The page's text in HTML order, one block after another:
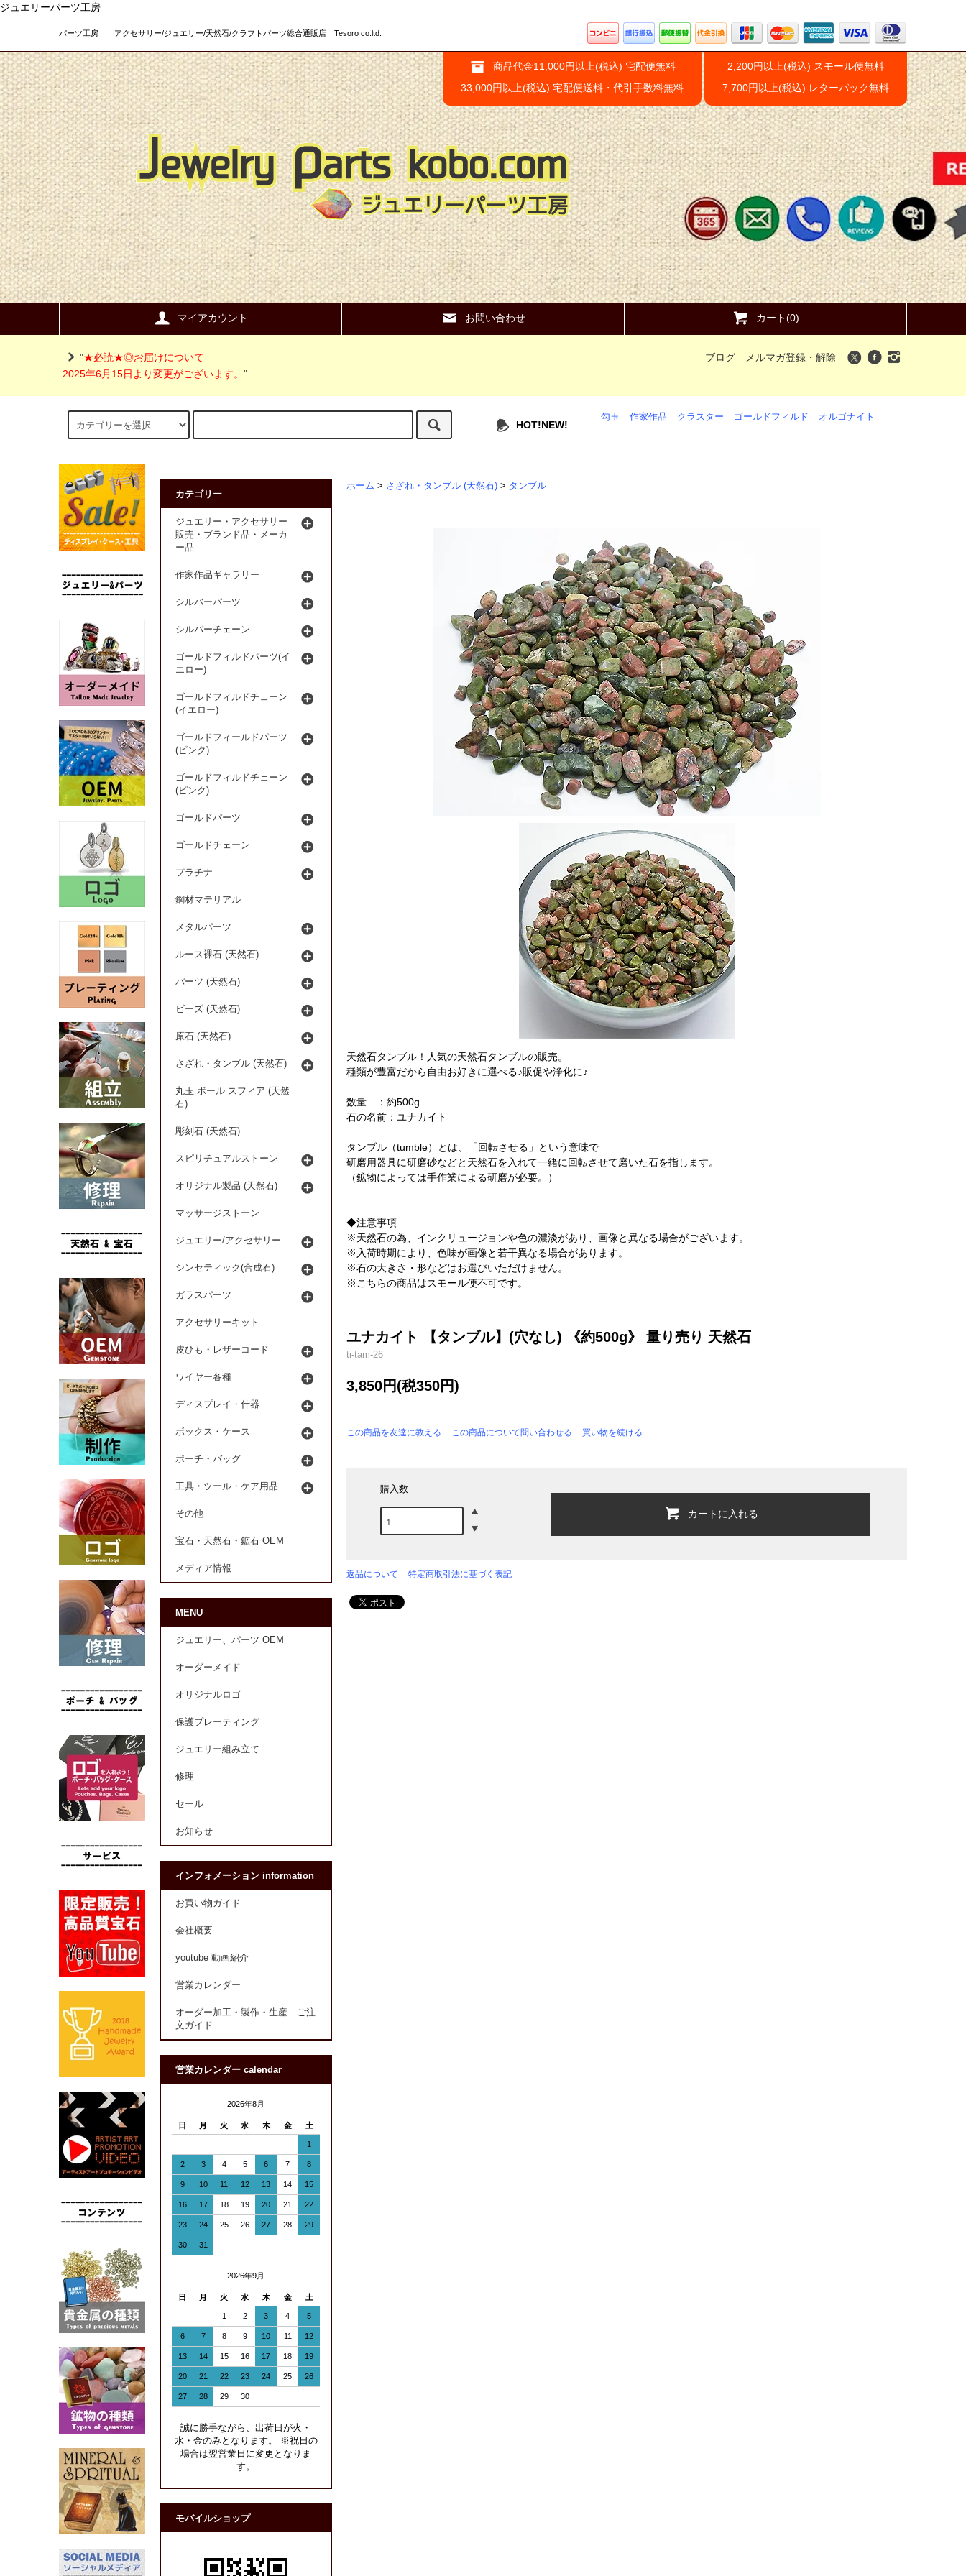
ジュエリーパーツ工房
パーツ工房 アクセサリー/ジュエリー/天然石/クラフトパーツ総合通販店 Tesoro co.ltd.
商品代金11,000円以上(税込) 宅配便無料
33,000円以上(税込) 宅配便送料・代引手数料無料
2,200円以上(税込) スモール便無料
7,700円以上(税込) レターパック無料
マイアカウント お問い合わせ カート(0)
"★必読★◎お届けについて
2025年6月15日より変更がございます。 "
ブログ メルマガ登録・解除
HOT!NEW!
勾玉 作家作品 クラスター ゴールドフィルド オルゴナイト
ホーム > さざれ・タンブル (天然石) > タンブル
天然石タンブル！人気の天然石タンブルの販売。
種類が豊富だから自由お好きに選べる♪販促や浄化に♪
数量 ：約500g
石の名前：ユナカイト
タンブル（tumble）とは、「回転させる」という意味で
研磨用器具に研磨砂などと天然石を入れて一緒に回転させて磨いた石を指します。
（鉱物によっては手作業による研磨が必要。）
◆注意事項
※天然石の為、インクリュージョンや色の濃淡があり、画像と異なる場合がございます。
※入荷時期により、色味が画像と若干異なる場合があります。
※石の大きさ・形などはお選びいただけません。
※こちらの商品はスモール便不可です。
ユナカイト 【タンブル】(穴なし) 《約500g》 量り売り 天然石
ti-tam-26
3,850円(税350円)
この商品を友達に教える この商品について問い合わせる 買い物を続ける
購入数
カートに入れる
返品について 特定商取引法に基づく表記
カテゴリー
ジュエリー・アクセサリー
販売・ブランド品・メーカ
ー品
作家作品ギャラリー
シルバーパーツ
シルバーチェーン
ゴールドフィルドパーツ(イ
エロー)
ゴールドフィルドチェーン
(イエロー)
ゴールドフィールドパーツ
(ピンク)
ゴールドフィルドチェーン
(ピンク)
ゴールドパーツ
ゴールドチェーン
プラチナ
鋼材マテリアル
メタルパーツ
ルース裸石 (天然石)
パーツ (天然石)
ビーズ (天然石)
原石 (天然石)
さざれ・タンブル (天然石)
丸玉 ボール スフィア (天然
石)
彫刻石 (天然石)
スピリチュアルストーン
オリジナル製品 (天然石)
マッサージストーン
ジュエリー/アクセサリー
シンセティック(合成石)
ガラスパーツ
アクセサリーキット
皮ひも・レザーコード
ワイヤー各種
ディスプレイ・什器
ボックス・ケース
ポーチ・バッグ
工具・ツール・ケア用品
その他
宝石・天然石・鉱石 OEM
メディア情報
MENU
ジュエリー、パーツ OEM
オーダーメイド
オリジナルロゴ
保護プレーティング
ジュエリー組み立て
修理
セール
お知らせ
インフォメーション information
お買い物ガイド
会社概要
youtube 動画紹介
営業カレンダー
オーダー加工・製作・生産 ご注
文ガイド
営業カレンダー calendar
2026年8月
日 月 火 水 木 金 土
1
2 3 4 5 6 7 8
9 10 11 12 13 14 15
16 17 18 19 20 21 22
23 24 25 26 27 28 29
30 31
2026年9月
日 月 火 水 木 金 土
1 2 3 4 5
6 7 8 9 10 11 12
13 14 15 16 17 18 19
20 21 22 23 24 25 26
27 28 29 30
誠に勝手ながら、出荷日が火・
水・金のみとなります。 ※祝日の
場合は翌営業日に変更となりま
す。
モバイルショップ